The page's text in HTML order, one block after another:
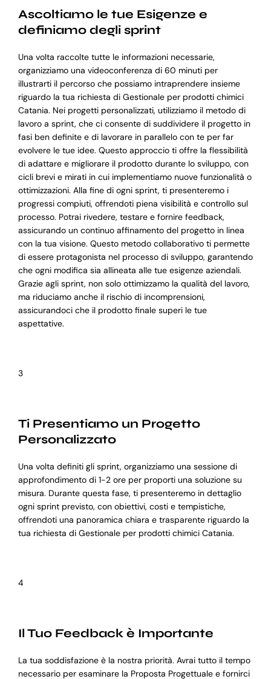
Ascoltiamo le tue Esigenze e
definiamo degli sprint
Una volta raccolte tutte le informazioni necessarie,
organizziamo una videoconferenza di 60 minuti per
illustrarti il percorso che possiamo intraprendere insieme
riguardo la tua richiesta di Gestionale per prodotti chimici
Catania. Nei progetti personalizzati, utilizziamo il metodo di
lavoro a sprint, che ci consente di suddividere il progetto in
fasi ben definite e di lavorare in parallelo con te per far
evolvere le tue idee. Questo approccio ti offre la flessibilità
di adattare e migliorare il prodotto durante lo sviluppo, con
cicli brevi e mirati in cui implementiamo nuove funzionalità o
ottimizzazioni. Alla fine di ogni sprint, ti presenteremo i
progressi compiuti, offrendoti piena visibilità e controllo sul
processo. Potrai rivedere, testare e fornire feedback,
assicurando un continuo affinamento del progetto in linea
con la tua visione. Questo metodo collaborativo ti permette
di essere protagonista nel processo di sviluppo, garantendo
che ogni modifica sia allineata alle tue esigenze aziendali.
Grazie agli sprint, non solo ottimizzamo la qualità del lavoro,
ma riduciamo anche il rischio di incomprensioni,
assicurandoci che il prodotto finale superi le tue
aspettative.
3
Ti Presentiamo un Progetto
Personalizzato
Una volta definiti gli sprint, organizziamo una sessione di
approfondimento di 1-2 ore per proporti una soluzione su
misura. Durante questa fase, ti presenteremo in dettaglio
ogni sprint previsto, con obiettivi, costi e tempistiche,
offrendoti una panoramica chiara e trasparente riguardo la
tua richiesta di Gestionale per prodotti chimici Catania.
4
Il Tuo Feedback è Importante
La tua soddisfazione è la nostra priorità. Avrai tutto il tempo
necessario per esaminare la Proposta Progettuale e fornirci